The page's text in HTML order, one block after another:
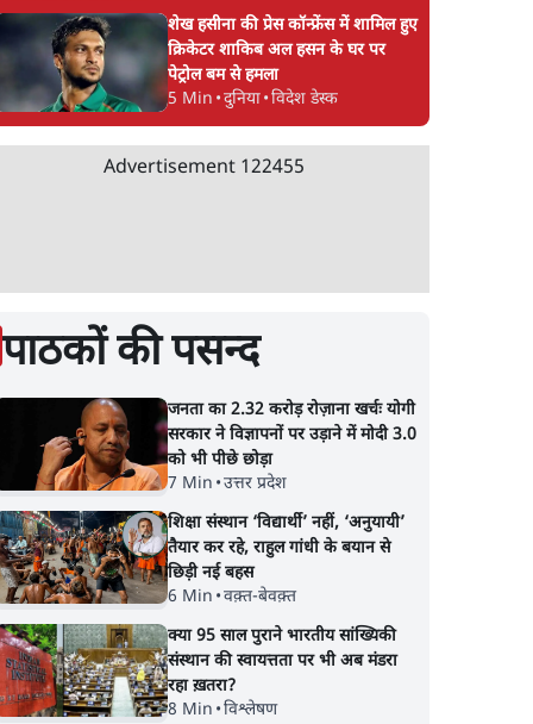
शेख हसीना की प्रेस कॉन्फ्रेंस में शामिल हुए
क्रिकेटर शाकिब अल हसन के घर पर
पेट्रोल बम से हमला
5 Min •दुनिया•विदेश डेस्क
Advertisement 122455
पाठकों की पसन्द
जनता का 2.32 करोड़ रोज़ाना खर्चः योगी
सरकार ने विज्ञापनों पर उड़ाने में मोदी 3.0
को भी पीछे छोड़ा
7 Min •उत्तर प्रदेश
शिक्षा संस्थान ‘विद्यार्थी’ नहीं, ‘अनुयायी’
तैयार कर रहे, राहुल गांधी के बयान से
छिड़ी नई बहस
6 Min •वक़्त-बेवक़्त
क्या 95 साल पुराने भारतीय सांख्यिकी
संस्थान की स्वायत्तता पर भी अब मंडरा
रहा ख़तरा?
8 Min •विश्लेषण